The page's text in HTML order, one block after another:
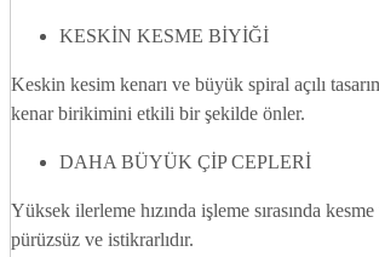
KESKİN KESME BİYİĞİ
Keskin kesim kenarı ve büyük spiral açılı
kenar birikimini etkili bir şekilde önler.
DAHA BÜYÜK ÇİP CEPLERİ
Yüksek ilerleme hızında işleme sırasında
pürüzsüz ve istikrarlıdır.